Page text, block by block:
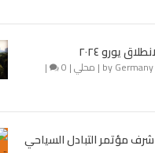
يورو ٢٠٢٤
by
| محلي|
0
|
مؤتمر التبادل السياحي